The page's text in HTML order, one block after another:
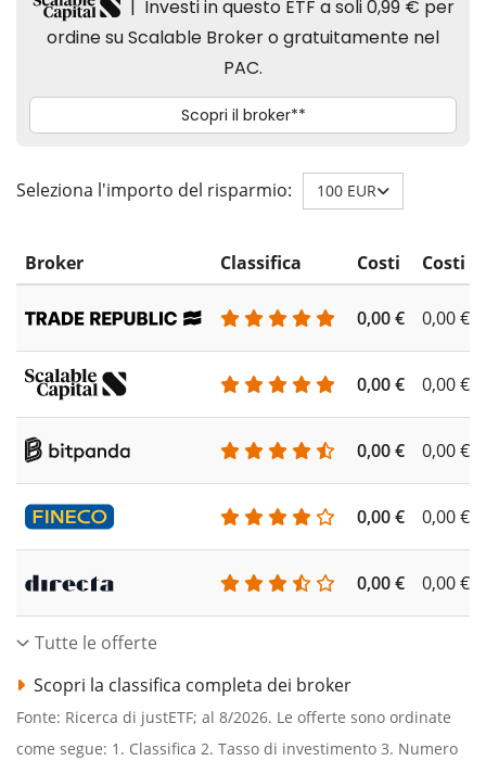
Seleziona l'importo del risparmio: 100 EUR
Broker Classifica Costi Costi
0,00 € 0,00 €
0,00 € 0,00 €
0,00 € 0,00 €
0,00 € 0,00 €
0,00 € 0,00 €
Tutte le offerte
Scopri la classifica completa dei broker
Fonte: Ricerca di justETF; al 8/2026. Le offerte sono ordinate
come segue: 1. Classifica 2. Tasso di investimento 3. Numero